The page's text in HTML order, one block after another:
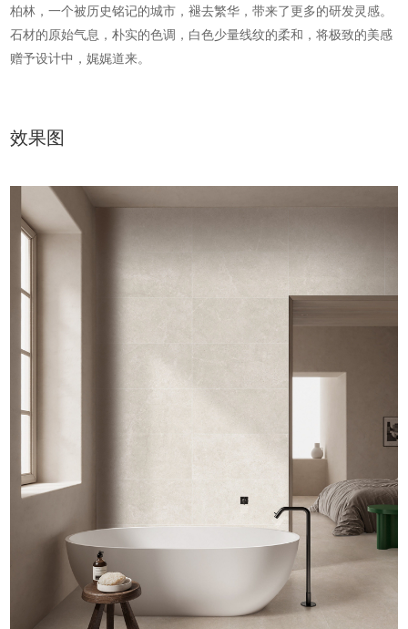
柏林，一个被历史铭记的城市，褪去繁华，带来了更多的研发灵感。
石材的原始气息，朴实的色调，白色少量线纹的柔和，将极致的美感
赠予设计中，娓娓道来。
效果图